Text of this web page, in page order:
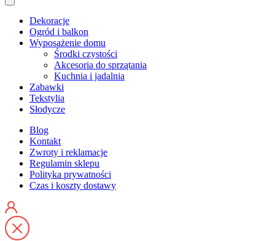
Dekoracje
Ogród i balkon
Wyposażenie domu
Środki czystości
Akcesoria do sprzątania
Kuchnia i jadalnia
Zabawki
Tekstylia
Słodycze
Blog
Kontakt
Zwroty i reklamacje
Regulamin sklepu
Polityka prywatności
Czas i koszty dostawy